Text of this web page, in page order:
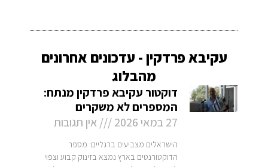
עקיבא פרדקין - עדכונים אחרונים
מהבלוג
דוקטור עקיבא פרדקין מנתח:
המספרים לא משקרים
27 במאי 2026
אין תגובות
הישראלים מצביעים ברגליים: מספר
הדוקטורנטים בארץ נמצא בזינוק קבוע וצפוי